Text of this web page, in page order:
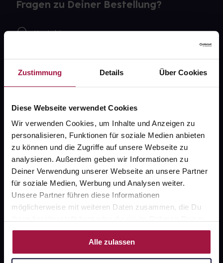
Zustimmung Details Über Cookies
Diese Webseite verwendet Cookies
Wir verwenden Cookies, um Inhalte und Anzeigen zu
personalisieren, Funktionen für soziale Medien anbieten
zu können und die Zugriffe auf unsere Webseite zu
analysieren. Außerdem geben wir Informationen zu
Deiner Verwendung unserer Webseite an unsere Partner
für soziale Medien, Werbung und Analysen weiter.
Unsere Partner führen diese Informationen
möglicherweise mit weiteren Daten zusammen, die Du
Nutzung der Dienste gesammelt haben.
Alle zulassen
Fragen zu Deiner Bestellung?
Kontakt
gesund.de
Über uns
Karriere
Newsletter
Barrierefreiheitserklärung
PAYBACK
Sanitätshäuser